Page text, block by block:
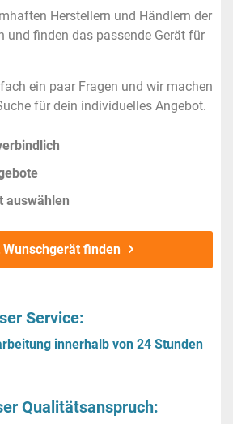
Herstellern und Händlern der
und finden das passende Gerät für
ein paar Fragen und wir machen
für dein individuelles Angebot.
auswählen
finden
Service:
innerhalb von 24 Stunden
Qualitätsanspruch: